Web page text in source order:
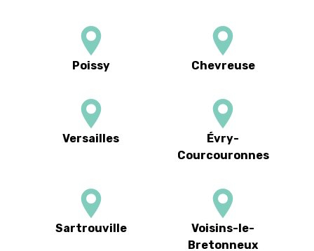
Poissy Chevreuse
Versailles
Évry-
Courcouronnes
Sartrouville
Voisins-le-
Bretonneux